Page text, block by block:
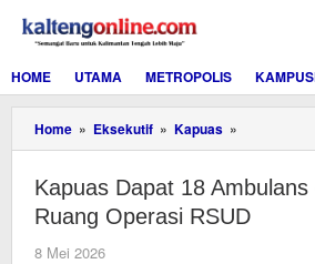
konten
HOME
UTAMA METROPOLIS
Home » Eksekutif » Kapuas »
Dapat
Ambulans
dan
Rehab
Kapuas Dapat 18
Ruang Operasi RSUD
8 Mei 2026